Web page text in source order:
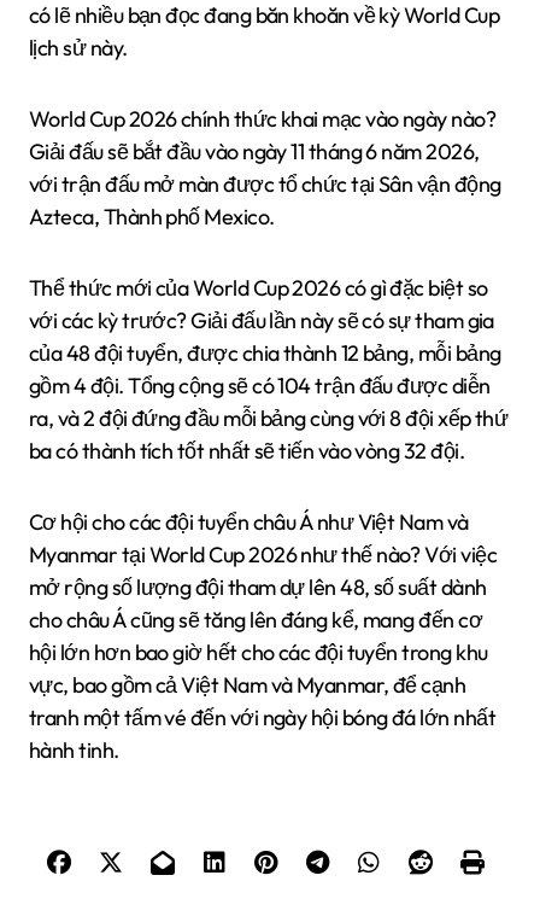
có lẽ nhiều bạn đọc đang băn khoăn về kỳ World Cup
lịch sử này.
World Cup 2026 chính thức khai mạc vào ngày nào?
Giải đấu sẽ bắt đầu vào ngày 11 tháng 6 năm 2026,
với trận đấu mở màn được tổ chức tại Sân vận động
Azteca, Thành phố Mexico.
Thể thức mới của World Cup 2026 có gì đặc biệt so
với các kỳ trước? Giải đấu lần này sẽ có sự tham gia
của 48 đội tuyển, được chia thành 12 bảng, mỗi bảng
gồm 4 đội. Tổng cộng sẽ có 104 trận đấu được diễn
ra, và 2 đội đứng đầu mỗi bảng cùng với 8 đội xếp thứ
ba có thành tích tốt nhất sẽ tiến vào vòng 32 đội.
Cơ hội cho các đội tuyển châu Á như Việt Nam và
Myanmar tại World Cup 2026 như thế nào? Với việc
mở rộng số lượng đội tham dự lên 48, số suất dành
cho châu Á cũng sẽ tăng lên đáng kể, mang đến cơ
hội lớn hơn bao giờ hết cho các đội tuyển trong khu
vực, bao gồm cả Việt Nam và Myanmar, để cạnh
tranh một tấm vé đến với ngày hội bóng đá lớn nhất
hành tinh.